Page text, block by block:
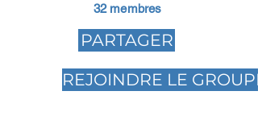
32 membres
PARTAGER
REJOINDRE LE GROUPE